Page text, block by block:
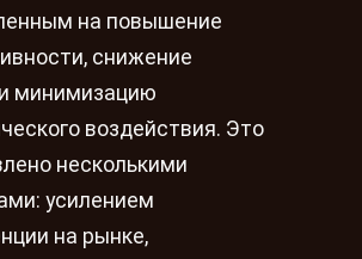
на повышение
снижение
минимизацию
воздействия. Это
несколькими
усилением
на рынке,